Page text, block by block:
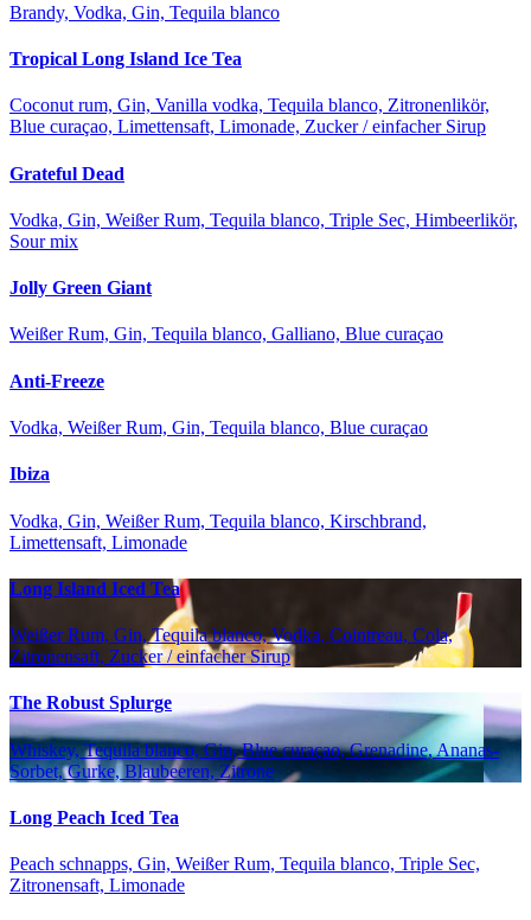
Brandy, Vodka, Gin, Tequila blanco
Tropical Long Island Ice Tea
Coconut rum, Gin, Vanilla vodka, Tequila blanco, Zitronenlikör,
Blue curaçao, Limettensaft, Limonade, Zucker / einfacher Sirup
Grateful Dead
Vodka, Gin, Weißer Rum, Tequila blanco, Triple Sec, Himbeerlikör,
Sour mix
Jolly Green Giant
Weißer Rum, Gin, Tequila blanco, Galliano, Blue curaçao
Anti-Freeze
Vodka, Weißer Rum, Gin, Tequila blanco, Blue curaçao
Ibiza
Vodka, Gin, Weißer Rum, Tequila blanco, Kirschbrand,
Limettensaft, Limonade
Long Island Iced Tea
Weißer Rum, Gin, Tequila blanco, Vodka, Cointreau, Cola,
Zitronensaft, Zucker / einfacher Sirup
The Robust Splurge
Whiskey, Tequila blanco, Gin, Blue curaçao, Grenadine, Ananas-
Sorbet, Gurke, Blaubeeren, Zitrone
Long Peach Iced Tea
Peach schnapps, Gin, Weißer Rum, Tequila blanco, Triple Sec,
Zitronensaft, Limonade